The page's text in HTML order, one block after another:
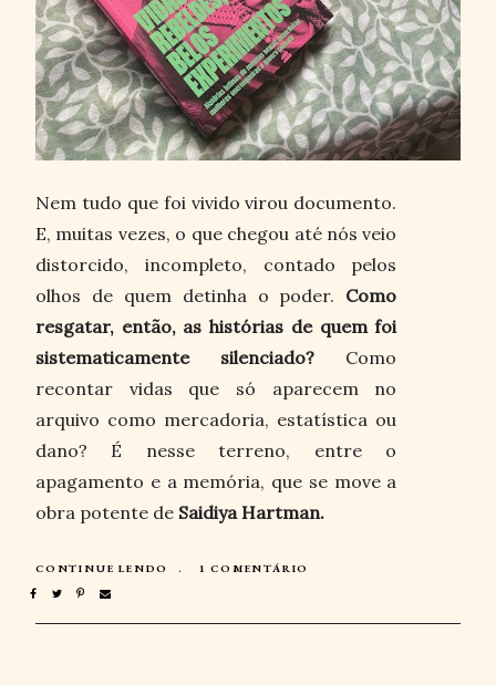
Nem tudo que foi vivido virou documento.
E, muitas vezes, o que chegou até nós veio
distorcido, incompleto, contado pelos
olhos de quem detinha o poder. Como
resgatar, então, as histórias de quem foi
sistematicamente silenciado? Como
recontar vidas que só aparecem no
arquivo como mercadoria, estatística ou
dano? É nesse terreno, entre o
apagamento e a memória, que se move a
obra potente de Saidiya Hartman.
CONTINUE LENDO 1 COMENTÁRIO